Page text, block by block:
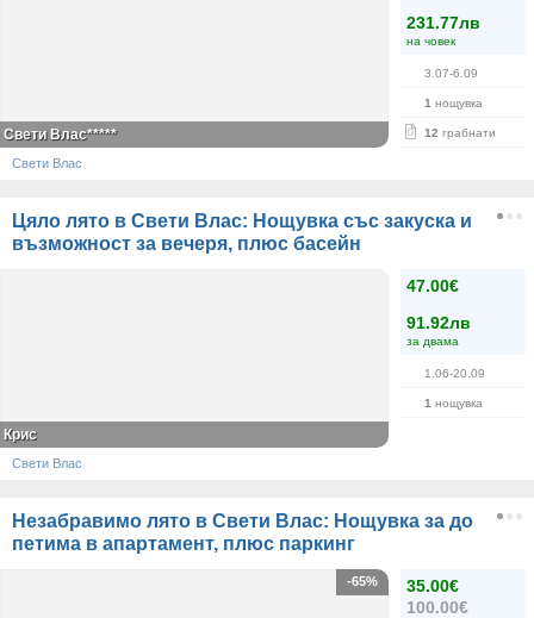
231.77лв
на човек
3.07-6.09
1 нощувка
12 грабнати
Свети Влас*****
Свети Влас
Цяло лято в Свети Влас: Нощувка със закуска и
възможност за вечеря, плюс басейн
47.00€
91.92лв
за двама
1.06-20.09
1 нощувка
Крис
Свети Влас
Незабравимо лято в Свети Влас: Нощувка за до
петима в апартамент, плюс паркинг
35.00€
100.00€
-65%